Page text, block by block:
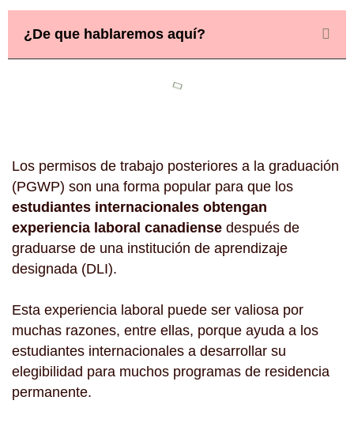
¿De que hablaremos aquí?
Los permisos de trabajo posteriores a la graduación
(PGWP) son una forma popular para que los
estudiantes internacionales obtengan
experiencia laboral canadiense después de
graduarse de una institución de aprendizaje
designada (DLI).
Esta experiencia laboral puede ser valiosa por
muchas razones, entre ellas, porque ayuda a los
estudiantes internacionales a desarrollar su
elegibilidad para muchos programas de residencia
permanente.